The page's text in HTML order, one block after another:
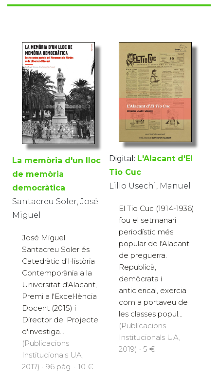
La memòria d'un lloc
de memòria
democràtica
Santacreu Soler, José
Miguel
José Miguel
Santacreu Soler és
Catedràtic d'Història
Contemporània a la
Universitat d'Alacant,
Premi a l'Excel·lència
Docent (2015) i
Director del Projecte
d'investiga...
(Publicacions
Institucionals UA,
2017) · 96 pàg. · 10 €
Digital: L'Alacant d'El
Tio Cuc
Lillo Usechi, Manuel
El Tio Cuc (1914-1936)
fou el setmanari
periodístic més
popular de l'Alacant
de preguerra.
Republicà,
demòcrata i
anticlerical, exercia
com a portaveu de
les classes popul...
(Publicacions
Institucionals UA,
2019) · 5 €